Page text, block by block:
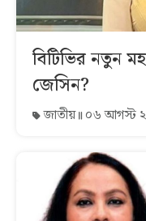
বিটিভির নতুন
জেসিন?
জাতীয় ০৬ আগস্ট